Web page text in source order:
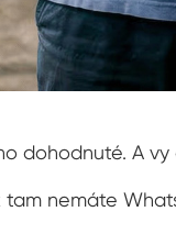
dohodnuté. A
nemáte